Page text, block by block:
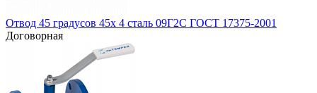
Отвод 45 градусов 45х 4 сталь 09Г2С ГОСТ 17375-2001
Договорная